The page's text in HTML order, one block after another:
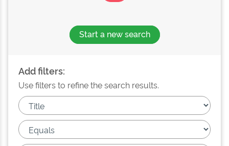
Start a new search
Add filters:
Use filters to refine the search results.